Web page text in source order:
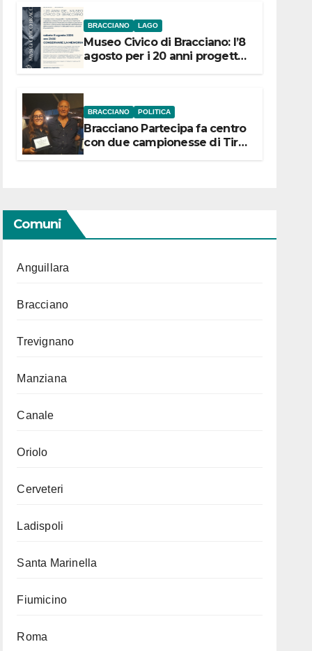
BRACCIANO LAGO
Museo Civico di Bracciano: l’8
agosto per i 20 anni progetto
BRACCIANO POLITICA
Bracciano Partecipa fa centro
con due campionesse di Tiro
Comuni
Anguillara
Bracciano
Trevignano
Manziana
Canale
Oriolo
Cerveteri
Ladispoli
Santa Marinella
Fiumicino
Roma